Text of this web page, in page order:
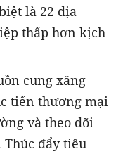
là 22 địa
thấp hơn kịch
cung xăng
tiến thương mại
và theo dõi
Thúc đẩy tiêu